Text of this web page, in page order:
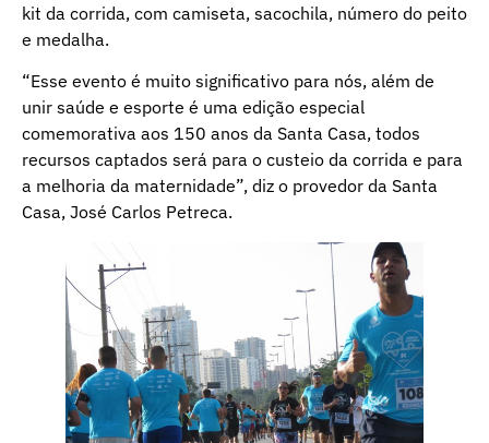
kit da corrida, com camiseta, sacochila, número do peito
e medalha.
“Esse evento é muito significativo para nós, além de
unir saúde e esporte é uma edição especial
comemorativa aos 150 anos da Santa Casa, todos
recursos captados será para o custeio da corrida e para
a melhoria da maternidade”, diz o provedor da Santa
Casa, José Carlos Petreca.